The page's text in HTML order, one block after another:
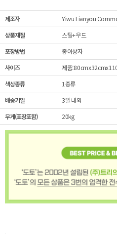
제조자
Yiwu Lianyou
상품재질
스틸+우드
포장방법
종이상자
사이즈
제품
색상종류
1종류
배송기일
3일 내외
무게(포장포함)
20kg